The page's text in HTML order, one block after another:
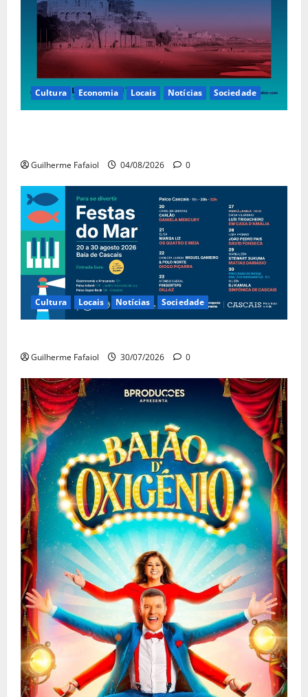
Cultura Economia Locais Notícias Sociedade
Guilherme Fafaiol 04/08/2026 0
Cultura Locais Notícias Sociedade
Guilherme Fafaiol 30/07/2026 0